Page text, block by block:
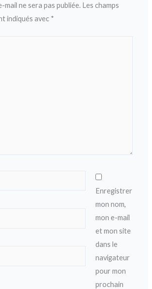
mail ne sera pas publiée. Les champs
indiqués avec *
Enregistrer
mon nom,
mon e-mail
et mon site
dans le
navigateur
pour mon
prochain